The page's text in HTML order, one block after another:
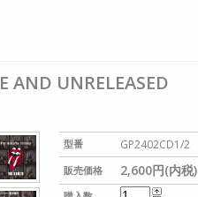
AND UNRELEASED
型番 GP2402CD1/2
販売価格 2,600円(内税)